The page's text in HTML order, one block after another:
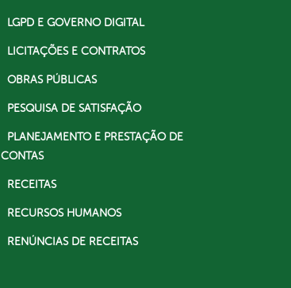
LGPD E GOVERNO DIGITAL
LICITAÇÕES E CONTRATOS
OBRAS PÚBLICAS
PESQUISA DE SATISFAÇÃO
PLANEJAMENTO E PRESTAÇÃO DE
CONTAS
RECEITAS
RECURSOS HUMANOS
RENÚNCIAS DE RECEITAS